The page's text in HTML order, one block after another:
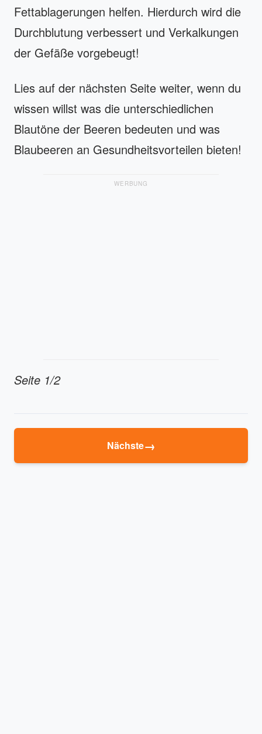
Fettablagerungen helfen. Hierdurch wird die
Durchblutung verbessert und Verkalkungen
der Gefäße vorgebeugt!
Lies auf der nächsten Seite weiter, wenn du
wissen willst was die unterschiedlichen
Blautöne der Beeren bedeuten und was
Blaubeeren an Gesundheitsvorteilen bieten!
WERBUNG
Seite 1/2
Nächste→